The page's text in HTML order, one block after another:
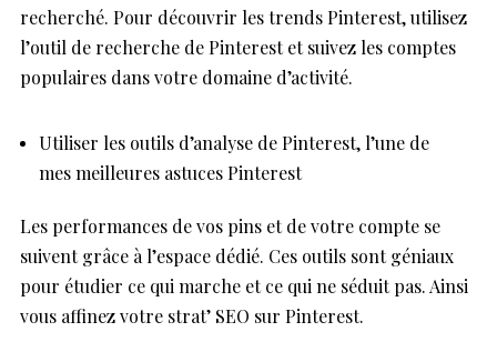
recherché. Pour découvrir les trends Pinterest, utilisez
l’outil de recherche de Pinterest et suivez les comptes
populaires dans votre domaine d’activité.
Utiliser les outils d’analyse de Pinterest, l’une de
mes meilleures astuces Pinterest
Les performances de vos pins et de votre compte se
suivent grâce à l’espace dédié. Ces outils sont géniaux
pour étudier ce qui marche et ce qui ne séduit pas. Ainsi
vous affinez votre strat’ SEO sur Pinterest.